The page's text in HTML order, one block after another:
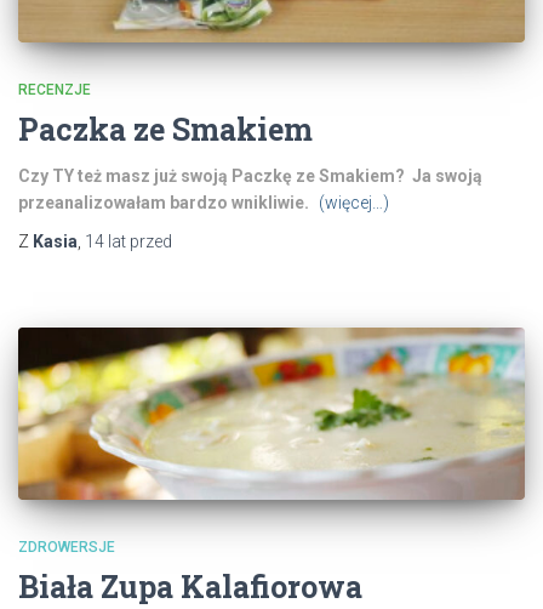
RECENZJE
Paczka ze Smakiem
Czy TY też masz już swoją Paczkę ze Smakiem? Ja swoją
przeanalizowałam bardzo wnikliwie.
(więcej…)
Z Kasia, 14 lat przed
ZDROWERSJE
Biała Zupa Kalafiorowa